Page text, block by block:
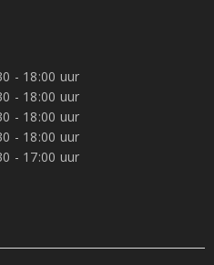
- 18:00 uur
- 18:00 uur
- 18:00 uur
- 18:00 uur
- 17:00 uur